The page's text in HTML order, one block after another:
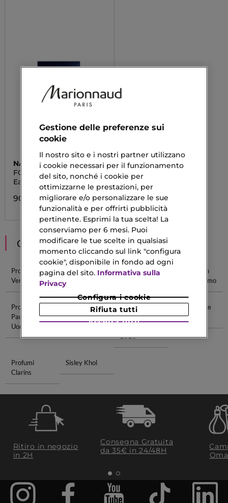
NARCISO RODRIGUEZ
FOR HIM BLUE NOIR
Eau de Toilette
90,90 €
CONSIGLIATI PER TE
Profumi Uomo
Versace
Profumi Tom
Ford Uomo
Profumi Uomo
Calvin Klein
Profumi Uomo
Profumi Jean
Paul Gaultier
Uomo
Terra Polvere
Regalo Festa
Della Mamma
2026
Boss Eau De
Parfum
Profumi
Clarins
Sisley Khol
Ritiro in negozio
in 2H
Consegna Gratuita
da 35€​ in 24/48H
Gestione delle preferenze sui
cookie
Il nostro sito e i nostri partner utilizzano
i cookie necessari per il funzionamento
del sito, nonché i cookie per
ottimizzarne le prestazioni, per
migliorare e/o personalizzare le sue
funzionalità e per offrirti pubblicità
pertinente. Esprimi la tua scelta! La
conserviamo per 6 mesi. Puoi
modificare le tue scelte in qualsiasi
momento cliccando sul link "configura
cookie", disponibile in fondo ad ogni
pagina del sito. Informativa sulla
Privacy
Configura i cookie
Rifiuta tutti
Accetta tutti